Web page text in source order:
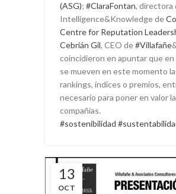
(ASG); #ClaraFontan, directora
Intelligence&Knowledge de
Centre for Reputation
Cebrián Gil, CEO de#Villafañe
coincidieron en apuntar que
se mueven en este momento
rankings, índices o premios,
necesario para poner en valor
compañías.
#sostenibilidad
13
OCT